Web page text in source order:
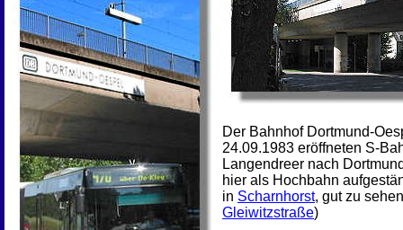
Der Bahnhof Dortmund-
24.09.1983 eröffneten S-
Langendreer nach
hier als Hochbahn
in Scharnhorst, gut zu
Gleiwitzstraße)